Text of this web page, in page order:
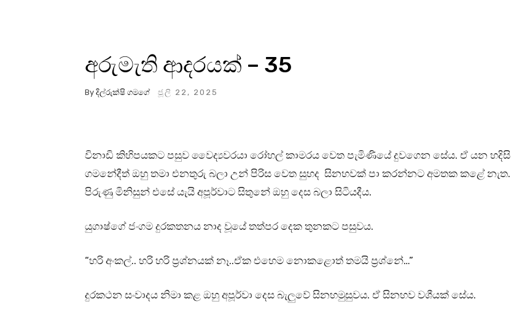
අරුමැති ආදරයක් – 35
By දිල්රුක්ෂි ගමගේ ජූලි 22, 2025
විනාඩි කිහිපයකට පසුව වෛද්‍යවරයා රෝහල් කාමරය වෙත පැමිණියේ දුවගෙන සේය. ඒ යන හදිසි
ගමනේදීත් ඔහු තමා එනතුරු බලා උන් පිරිස වෙත සුහද සිනහවක් පා කරන්නට අමතක කළේ නැත.
පිරුණු මිනිසුන් එසේ යැයි අපූර්වාට සිතුනේ ඔහු දෙස බලා සිටියදීය.
යුගාෂ්ගේ ජංගම දුරකතනය නාද වූයේ තත්පර දෙක තුනකට පසුවය.
“හරි අංකල්.. හරි හරි ප්‍රශ්නයක් නෑ..ඒක එහෙම නොකළොත් තමයි ප්‍රශ්නේ…”
දුරකථන සංවාදය නිමා කළ ඔහු අපූර්වා දෙස බැලුවේ සිනහමුසුවය. ඒ සිනහව වශීයක් සේය.